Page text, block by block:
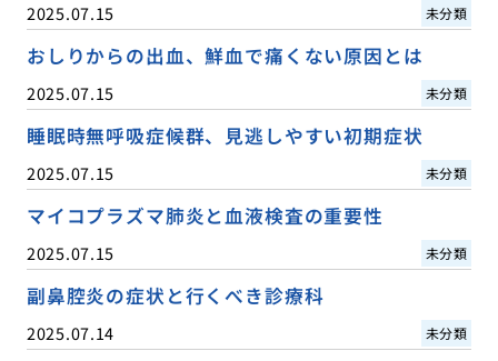
2025.07.15 未分類
おしりからの出血、鮮血で痛くない原因とは
2025.07.15 未分類
睡眠時無呼吸症候群、見逃しやすい初期症状
2025.07.15 未分類
マイコプラズマ肺炎と血液検査の重要性
2025.07.15 未分類
副鼻腔炎の症状と行くべき診療科
2025.07.14 未分類